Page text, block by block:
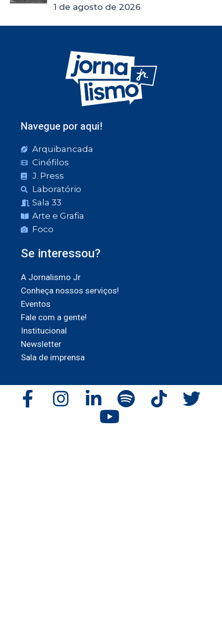
1 de agosto de 2026
Navegue por aqui!
Arquibancada
Cinéfilos
J. Press
Laboratório
Sala 33
Arte e Grafia
Foco
Se interessou?
A Jornalismo Jr
Conheça nossos serviços!
Eventos
Fale com a gente!
Institucional
Newsletter
Sala de imprensa